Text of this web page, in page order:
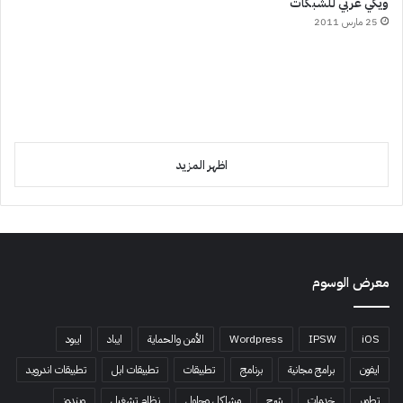
25 مارس 2011
اظهر المزيد
معرض الوسوم
iOS
IPSW
Wordpress الأمن والحماية ايباد
ايبود
ايفون
برامج مجانية برنامج تطبيقات تطبيقات ابل
تطبيقات اندرويد